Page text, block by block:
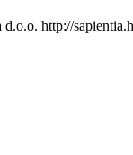
http://